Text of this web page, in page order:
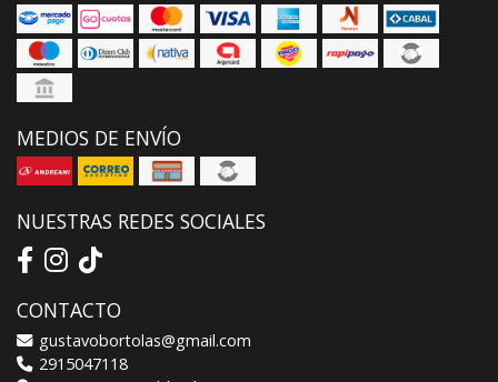
MEDIOS DE ENVÍO
NUESTRAS REDES SOCIALES
CONTACTO
gustavobortolas@gmail.com
2915047118